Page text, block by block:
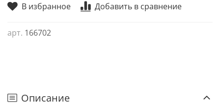
В избранное Добавить в сравнение
арт. 166702
Описание